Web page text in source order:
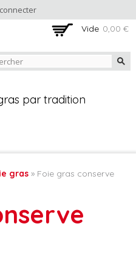
Vide 0,00 €
en ligne
par tradition
gras » Foie gras conserve